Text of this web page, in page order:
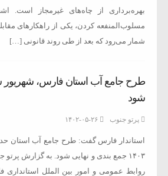
بهره‌برداری از چاه‌های غیرمجاز است.
مسلوب‌المنفعه کردن، یکی از راهکارهای
شمار می‌رود که بعد از طی روند قانونی […]
طرح جامع آب استان فارس، شهریور
شود
پرتو جنوب ۱۴۰۲-۰۵-۲۶
استاندار فارس گفت: طرح جامع آب استان
۱۴۰۳ جمع بندی و نهایی شود. به گزارش
روابط عمومی و امور بین الملل استانداری